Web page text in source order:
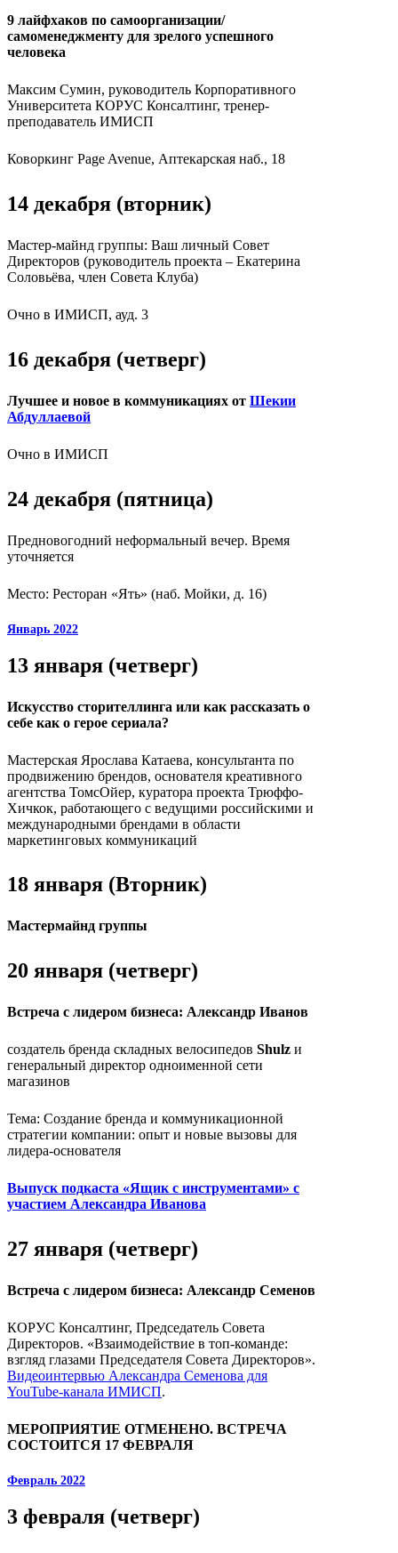
9 лайфхаков по самоорганизации/
самоменеджменту для зрелого успешного
человека
Максим Сумин, руководитель Корпоративного
Университета КОРУС Консалтинг, тренер-
преподаватель ИМИСП
Коворкинг Page Avenue, Аптекарская наб., 18
14 декабря (вторник)
Мастер-майнд группы: Ваш личный Совет
Директоров (руководитель проекта – Екатерина
Соловьёва, член Совета Клуба)
Очно в ИМИСП, ауд. 3
16 декабря (четверг)
Лучшее и новое в коммуникациях от Шекии
Абдуллаевой
Очно в ИМИСП
24 декабря (пятница)
Предновогодний неформальный вечер. Время
уточняется
Место: Ресторан «Ять» (наб. Мойки, д. 16)
Январь 2022
13 января (четверг)
Искусство сторителлинга или как рассказать о
себе как о герое сериала?
Мастерская Ярослава Катаева, консультанта по
продвижению брендов, основателя креативного
агентства ТомсОйер, куратора проекта Трюффо-
Хичкок, работающего с ведущими российскими и
международными брендами в области
маркетинговых коммуникаций
18 января (Вторник)
Мастермайнд группы
20 января (четверг)
Встреча с лидером бизнеса: Александр Иванов
создатель бренда складных велосипедов Shulz и
генеральный директор одноименной сети
магазинов
Тема: Создание бренда и коммуникационной
стратегии компании: опыт и новые вызовы для
лидера-основателя
Выпуск подкаста «Ящик с инструментами» с
участием Александра Иванова
27 января (четверг)
Встреча с лидером бизнеса: Александр Семенов
КОРУС Консалтинг, Председатель Совета
Директоров. «Взаимодействие в топ-команде:
взгляд глазами Председателя Совета Директоров».
Видеоинтервью Александра Семенова для
YouTube-канала ИМИСП.
МЕРОПРИЯТИЕ ОТМЕНЕНО. ВСТРЕЧА
СОСТОИТСЯ 17 ФЕВРАЛЯ
Февраль 2022
3 февраля (четверг)